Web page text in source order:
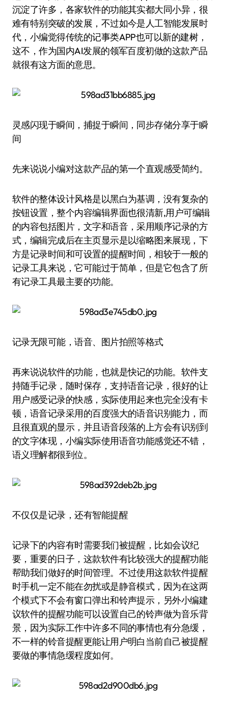
沉淀了许多，各家软件的功能其实都大同小异，很
难有特别突破的发展，不过如今是人工智能发展时
代，小编觉得传统的记事类APP也可以新的建树，
这不，作为国内AI发展的领军百度初做的这款产品
就很有这方面的意思。
灵感闪现于瞬间，捕捉于瞬间，同步存储分享于瞬
间
先来说说小编对这款产品的第一个直观感受简约。
软件的整体设计风格是以黑白为基调，没有复杂的
按钮设置，整个内容编辑界面也很清新,用户可编辑
的内容包括图片，文字和语音，采用顺序记录的方
式，编辑完成后在主页显示是以缩略图来展现，下
方是记录时间和可设置的提醒时间，相较于一般的
记录工具来说，它可能过于简单，但是它包含了所
有记录工具最主要的功能。
记录无限可能，语音、图片拍照等格式
再来说说软件的功能，也就是快记的功能。软件支
持随手记录，随时保存，支持语音记录，很好的让
用户感受记录的快感，实际使用起来也完全没有卡
顿，语音记录采用的百度强大的语音识别能力，而
且很直观的显示，并且语音段落的上方会有识别到
的文字体现，小编实际使用语音功能感觉还不错，
语义理解都很到位。
不仅仅是记录，还有智能提醒
记录下的内容有时需要我们被提醒，比如会议纪
要，重要的日子，这款软件有比较强大的提醒功能
帮助我们做好的时间管理。不过使用这款软件提醒
时手机一定不能在勿扰或是静音模式，因为在这两
个模式下不会有窗口弹出和铃声提示，另外小编建
议软件的提醒功能可以设置自己的铃声做为音乐背
景，因为实际工作中许多不同的事情也有分急缓，
不一样的铃音提醒更能让用户明白当前自己被提醒
要做的事情急缓程度如何。